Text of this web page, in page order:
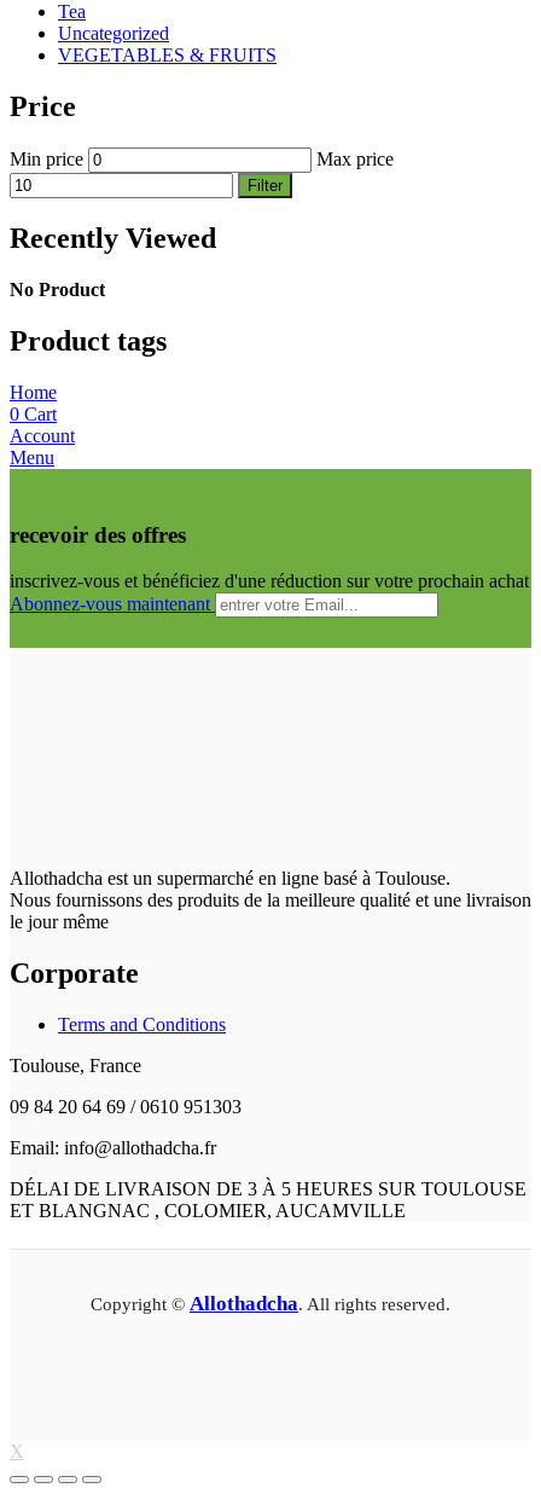
Tea
Uncategorized
VEGETABLES & FRUITS
Price
Min price Max price
Filter
Recently Viewed
No Product
Product tags
Home
0 Cart
Account
Menu
recevoir des offres
inscrivez-vous et bénéficiez d'une réduction sur votre prochain achat
Abonnez-vous maintenant
Allothadcha est un supermarché en ligne basé à Toulouse.
Nous fournissons des produits de la meilleure qualité et une livraison
le jour même
Corporate
Terms and Conditions
Toulouse, France
09 84 20 64 69 / 0610 951303
Email: info@allothadcha.fr
DÉLAI DE LIVRAISON DE 3 À 5 HEURES SUR TOULOUSE
ET BLANGNAC , COLOMIER, AUCAMVILLE
Copyright © Allothadcha. All rights reserved.
X